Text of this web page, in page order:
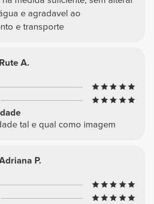
e agradavel ao
e transporte
Rute A.
tal e qual como imagem
P.